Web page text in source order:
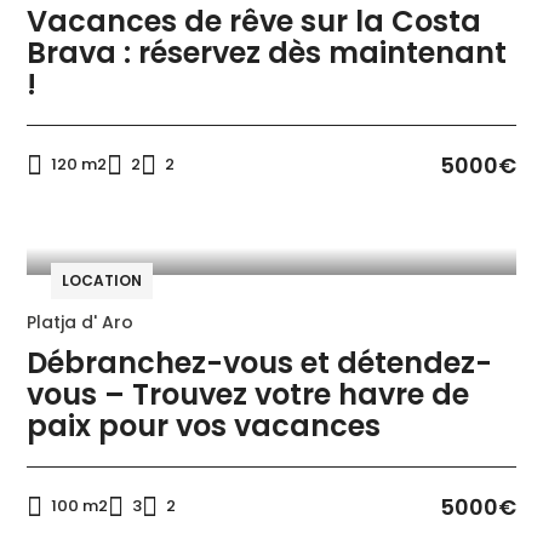
Vacances de rêve sur la Costa
Brava : réservez dès maintenant
!
120 m2 2 2 5000€
LOCATION
Platja d' Aro
Débranchez-vous et détendez-
vous – Trouvez votre havre de
paix pour vos vacances
100 m2 3 2 5000€